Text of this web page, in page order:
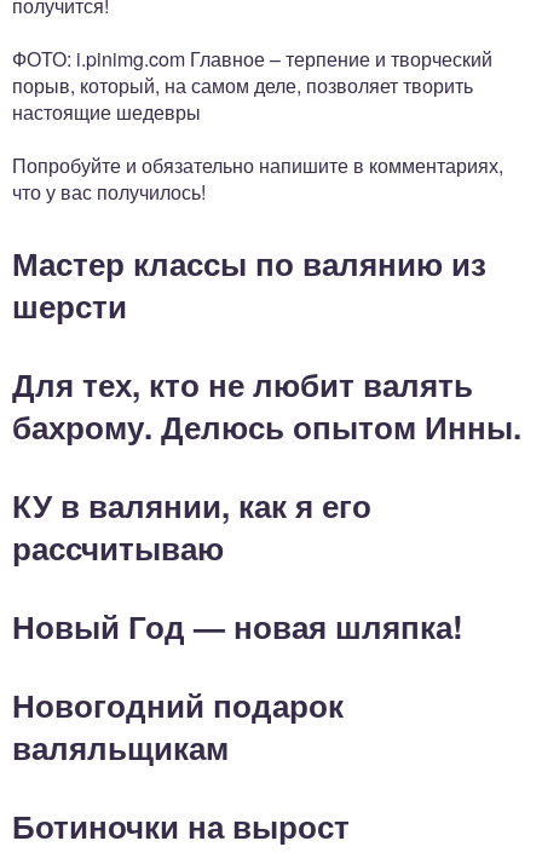
ФОТО: i.pinimg.com Главное – терпение и творческий
порыв, который, на самом деле, позволяет творить
настоящие шедевры
Попробуйте и обязательно напишите в комментариях,
что у вас получилось!
Мастер классы по валянию из
шерсти
Для тех, кто не любит валять
бахрому. Делюсь опытом Инны.
КУ в валянии, как я его
рассчитываю
Новый Год — новая шляпка!
Новогодний подарок
валяльщикам
Ботиночки на вырост